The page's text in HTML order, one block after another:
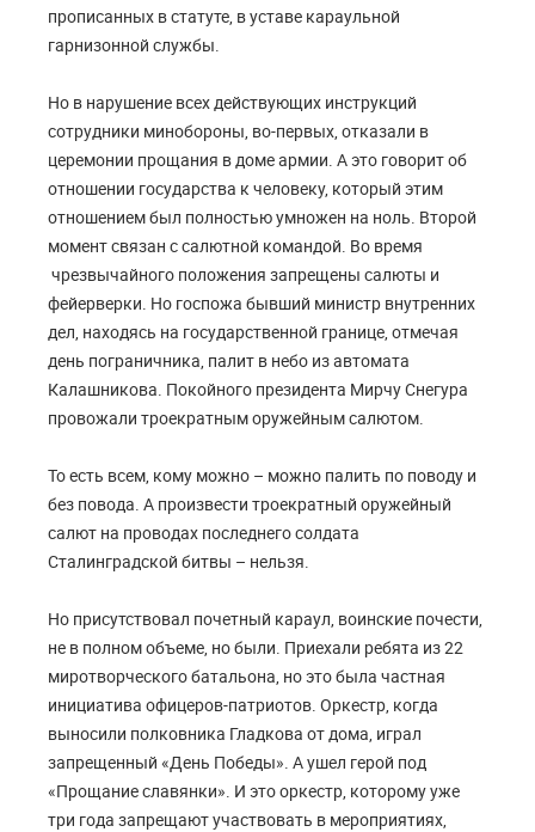
прописанных в статуте, в уставе караульной
гарнизонной службы.
Но в нарушение всех действующих инструкций
сотрудники минобороны, во-первых, отказали в
церемонии прощания в доме армии. А это говорит об
отношении государства к человеку, который этим
отношением был полностью умножен на ноль. Второй
момент связан с салютной командой. Во время
чрезвычайного положения запрещены салюты и
фейерверки. Но госпожа бывший министр внутренних
дел, находясь на государственной границе, отмечая
день пограничника, палит в небо из автомата
Калашникова. Покойного президента Мирчу Снегура
провожали троекратным оружейным салютом.
То есть всем, кому можно – можно палить по поводу и
без повода. А произвести троекратный оружейный
салют на проводах последнего солдата
Сталинградской битвы – нельзя.
Но присутствовал почетный караул, воинские почести,
не в полном объеме, но были. Приехали ребята из 22
миротворческого батальона, но это была частная
инициатива офицеров-патриотов. Оркестр, когда
выносили полковника Гладкова от дома, играл
запрещенный «День Победы». А ушел герой под
«Прощание славянки». И это оркестр, которому уже
три года запрещают участвовать в мероприятиях,